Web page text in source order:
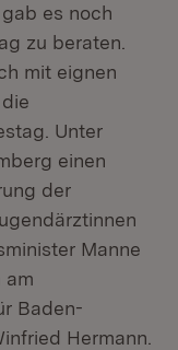
es noch
zu beraten.
mit eignen
Unter
einen
der
Manne
am
Baden-
Hermann.